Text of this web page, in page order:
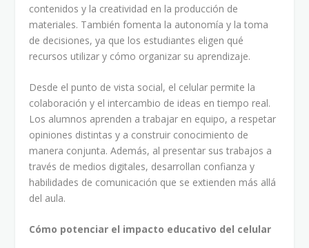
contenidos y la creatividad en la producción de
materiales. También fomenta la autonomía y la toma
de decisiones, ya que los estudiantes eligen qué
recursos utilizar y cómo organizar su aprendizaje.
Desde el punto de vista social, el celular permite la
colaboración y el intercambio de ideas en tiempo real.
Los alumnos aprenden a trabajar en equipo, a respetar
opiniones distintas y a construir conocimiento de
manera conjunta. Además, al presentar sus trabajos a
través de medios digitales, desarrollan confianza y
habilidades de comunicación que se extienden más allá
del aula.
Cómo potenciar el impacto educativo del celular